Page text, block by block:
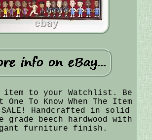
item to your Watchlist. Be
To Know When The Item
SALE! Handcrafted in solid
beech hardwood with
furniture finish.